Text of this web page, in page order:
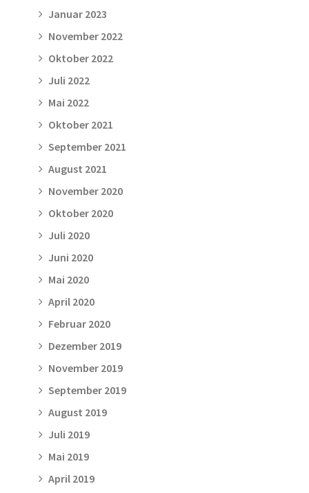
Januar 2023
November 2022
Oktober 2022
Juli 2022
Mai 2022
Oktober 2021
September 2021
August 2021
November 2020
Oktober 2020
Juli 2020
Juni 2020
Mai 2020
April 2020
Februar 2020
Dezember 2019
November 2019
September 2019
August 2019
Juli 2019
Mai 2019
April 2019